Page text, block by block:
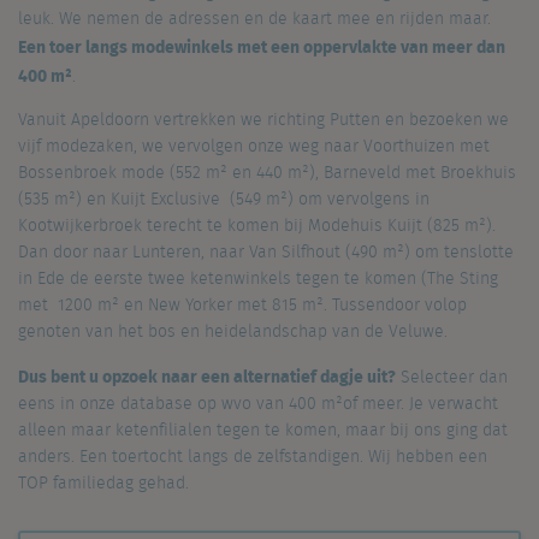
leuk. We nemen de adressen en de kaart mee en rijden maar.
Een toer langs modewinkels met een oppervlakte van meer dan
400 m².
Vanuit Apeldoorn vertrekken we richting Putten en bezoeken we
vijf modezaken, we vervolgen onze weg naar Voorthuizen met
Bossenbroek mode (552 m² en 440 m²), Barneveld met Broekhuis
(535 m²) en Kuijt Exclusive (549 m²) om vervolgens in
Kootwijkerbroek terecht te komen bij Modehuis Kuijt (825 m²).
Dan door naar Lunteren, naar Van Silfhout (490 m²) om tenslotte
in Ede de eerste twee ketenwinkels tegen te komen (The Sting
met 1200 m² en New Yorker met 815 m². Tussendoor volop
genoten van het bos en heidelandschap van de Veluwe.
Dus bent u opzoek naar een alternatief dagje uit? Selecteer dan
eens in onze database op wvo van 400 m²of meer. Je verwacht
alleen maar ketenfilialen tegen te komen, maar bij ons ging dat
anders. Een toertocht langs de zelfstandigen. Wij hebben een
TOP familiedag gehad.